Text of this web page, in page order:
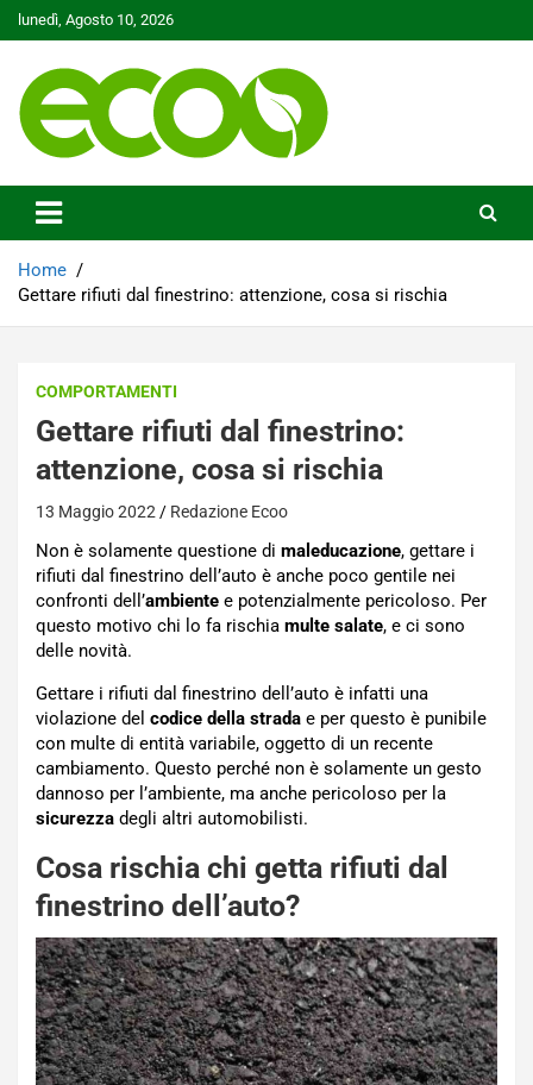
Skip
to
lunedì, Agosto 10, 2026
Ecoo.it
Home
Gettare rifiuti dal finestrino: attenzione, cosa si rischia
COMPORTAMENTI
Gettare rifiuti dal finestrino:
attenzione, cosa si rischia
13 Maggio 2022 Redazione Ecoo
Non è solamente questione di maleducazione, gettare i
rifiuti dal finestrino dell’auto è anche poco gentile nei
confronti dell’ambiente e potenzialmente pericoloso. Per
questo motivo chi lo fa rischia multe salate, e ci sono
delle novità.
Gettare i rifiuti dal finestrino dell’auto è infatti una
violazione del codice della strada e per questo è punibile
con multe di entità variabile, oggetto di un recente
cambiamento. Questo perché non è solamente un gesto
dannoso per l’ambiente, ma anche pericoloso per la
sicurezza degli altri automobilisti.
Cosa rischia chi getta rifiuti dal
finestrino dell’auto?